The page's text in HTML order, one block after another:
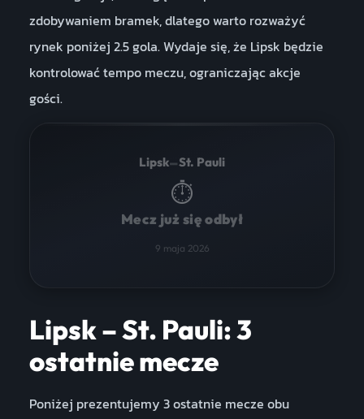
zdobywaniem bramek, dlatego warto rozważyć
rynek poniżej 2.5 gola. Wydaje się, że Lipsk będzie
kontrolować tempo meczu, ograniczając akcje
gości.
Lipsk–St. Pauli
⏱
Mecz już się odbył
9 maja 2026
Lipsk – St. Pauli: 3
ostatnie mecze
Poniżej prezentujemy 3 ostatnie mecze obu